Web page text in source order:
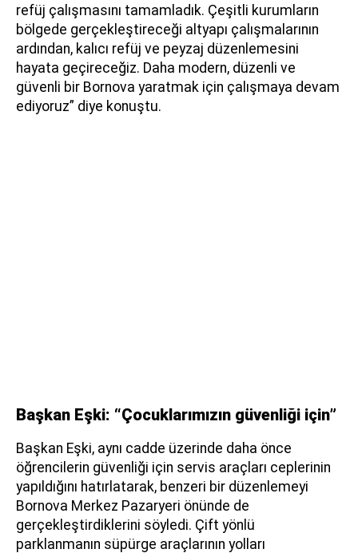
refüj çalışmasını tamamladık. Çeşitli kurumların
bölgede gerçekleştireceği altyapı çalışmalarının
ardından, kalıcı refüj ve peyzaj düzenlemesini
hayata geçireceğiz. Daha modern, düzenli ve
güvenli bir Bornova yaratmak için çalışmaya devam
ediyoruz” diye konuştu.
Başkan Eşki: “Çocuklarımızın güvenliği için”
Başkan Eşki, aynı cadde üzerinde daha önce
öğrencilerin güvenliği için servis araçları ceplerinin
yapıldığını hatırlatarak, benzeri bir düzenlemeyi
Bornova Merkez Pazaryeri önünde de
gerçekleştirdiklerini söyledi. Çift yönlü
parklanmanın süpürge araçlarının yolları